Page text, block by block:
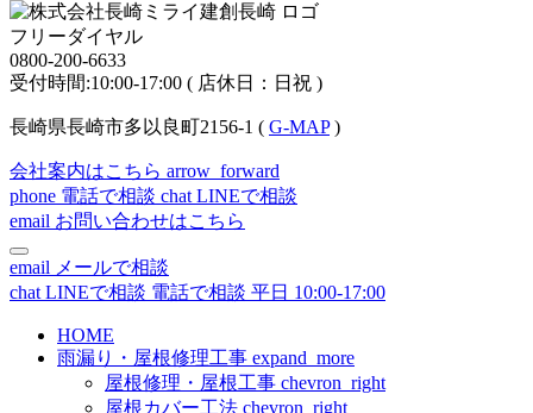
フリーダイヤル
0800-200-6633
受付時間:10:00-17:00 ( 店休日：日祝 )
長崎県長崎市多以良町2156-1 ( G-MAP)
会社案内はこちら arrow_forward
phone 電話で相談 chat LINEで相談
email お問い合わせはこちら
email メールで相談
chat LINEで相談 電話で相談 平日 10:00-17:00
HOME
雨漏り・屋根修理工事 expand_more
屋根修理・屋根工事 chevron_right
屋根カバー工法 chevron_right